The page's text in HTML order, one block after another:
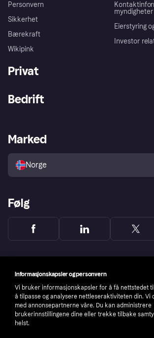
Personvern
Sikkerhet
Bærekraft
Wikipink
myndigheter
Eierstyring
Investor
Privat
Utforsk butikker
Bedrift
Merchant portal
Marked
Norge
Følg
Informasjonskapsler og personvern
Vi bruker informasjonskapsler for å få nettstedet
å tilpasse og analysere nettleseraktiviteten din. Vi
med annonsepartnerne våre. Du kan administrere
brukerinnstillingene dine eller trekke tilbake
helst.